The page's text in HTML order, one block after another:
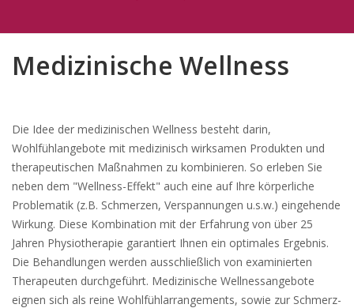
Medizinische Wellness
Die Idee der medizinischen Wellness besteht darin,
Wohlfühlangebote mit medizinisch wirksamen Produkten und
therapeutischen Maßnahmen zu kombinieren. So erleben Sie
neben dem "Wellness-Effekt" auch eine auf Ihre körperliche
Problematik (z.B. Schmerzen, Verspannungen u.s.w.) eingehende
Wirkung. Diese Kombination mit der Erfahrung von über 25
Jahren Physiotherapie garantiert Ihnen ein optimales Ergebnis.
Die Behandlungen werden ausschließlich von examinierten
Therapeuten durchgeführt. Medizinische Wellnessangebote
eignen sich als reine Wohlfühlarrangements, sowie zur Schmerz-